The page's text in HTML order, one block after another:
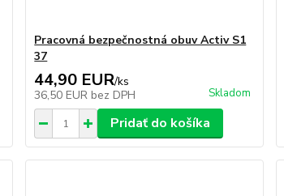
Pracovná bezpečnostná obuv Activ S1
37
44,90 EUR/ks
36,50 EUR bez DPH Skladom
Pridať do košíka